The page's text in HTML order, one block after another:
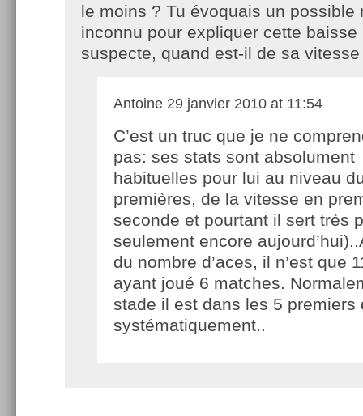
le moins ? Tu évoquais un possible
inconnu pour expliquer cette baisse
suspecte, quand est-il de sa
Antoine 29 janvier 2010 at 11:54
C’est un truc que je ne
pas: ses stats sont absolument
habituelles pour lui au niveau
premières, de la vitesse en
seconde et pourtant il sert très
seulement encore
du nombre d’aces, il n’est que
ayant joué 6 matches.
stade il est dans les 5 premiers
systématiquement..